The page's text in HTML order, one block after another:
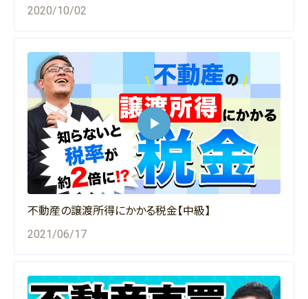
2020/10/02
不動産の譲渡所得にかかる税金【中級】
2021/06/17